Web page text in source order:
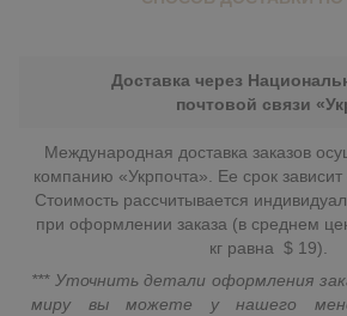
Доставка через
почтовой связи
Международная доставка заказов
компанию «Укрпочта». Ее срок зависит
Стоимость рассчитывается
при оформлении заказа (в среднем
кг равна $ 19).
*** Уточнить детали оформления
миру вы можете у нашего